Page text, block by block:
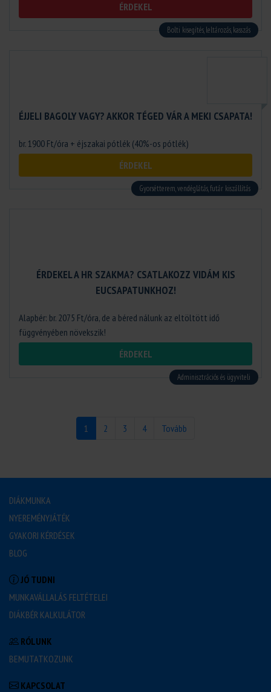
ÉRDEKEL
Bolti kisegítés, leltározás, kasszás
ÉJJELI BAGOLY VAGY? AKKOR TÉGED VÁR A MEKI CSAPATA!
br. 1900 Ft/óra + éjszakai pótlék (40%-os pótlék)
ÉRDEKEL
Gyorsétterem, vendéglátás, futár kiszállítás
ÉRDEKEL A HR SZAKMA? CSATLAKOZZ VIDÁM KIS
EUCSAPATUNKHOZ!
Alapbér: br. 2075 Ft/óra, de a béred nálunk az eltöltött idő
függvényében növekszik!
ÉRDEKEL
Adminisztrációs és ügyviteli
1 2 3 4 Tovább
DIÁKMUNKA
NYEREMÉNYJÁTÉK
GYAKORI KÉRDÉSEK
BLOG
JÓ TUDNI
MUNKAVÁLLALÁS FELTÉTELEI
DIÁKBÉR KALKULÁTOR
RÓLUNK
BEMUTATKOZUNK
KAPCSOLAT